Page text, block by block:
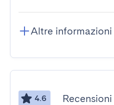
Altre informazioni
4.6 Recensioni